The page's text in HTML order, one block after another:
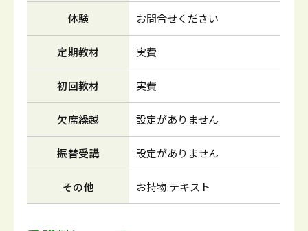
体験 お問合せください
定期教材 実費
初回教材 実費
欠席繰越 設定がありません
振替受講 設定がありません
その他 お持物:テキスト